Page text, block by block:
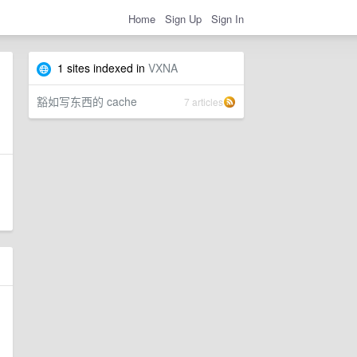
Home Sign Up Sign In
1 sites indexed in VXNA
豁如写东西的 cache 7 articles